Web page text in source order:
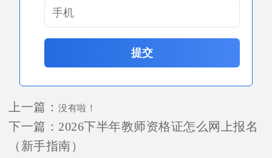
提交
上一篇：没有啦！
下一篇： 2026下半年教师资格证怎么网上报名
（新手指南）